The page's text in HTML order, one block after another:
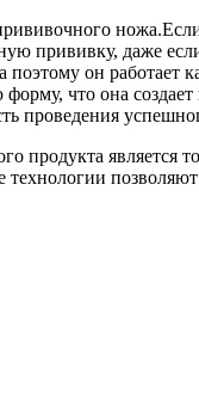
прививку, даже
поэтому он
что она
проведения
является